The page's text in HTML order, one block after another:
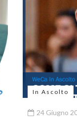
In Ascolto
24 Giugno